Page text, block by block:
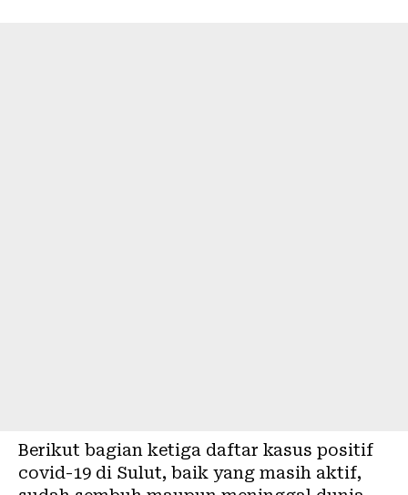
Berikut bagian ketiga daftar kasus positif
covid-19 di Sulut, baik yang masih aktif,